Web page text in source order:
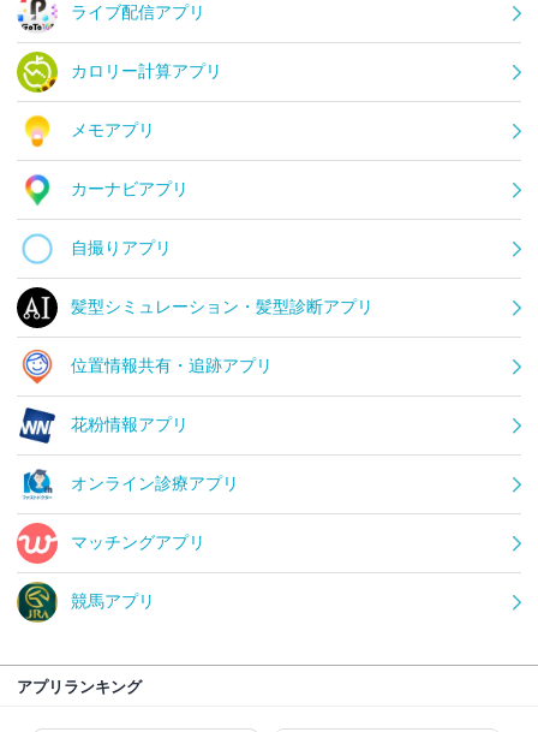
ライブ配信アプリ
カロリー計算アプリ
メモアプリ
カーナビアプリ
自撮りアプリ
髪型シミュレーション・髪型診断アプリ
位置情報共有・追跡アプリ
花粉情報アプリ
オンライン診療アプリ
マッチングアプリ
競馬アプリ
アプリランキング